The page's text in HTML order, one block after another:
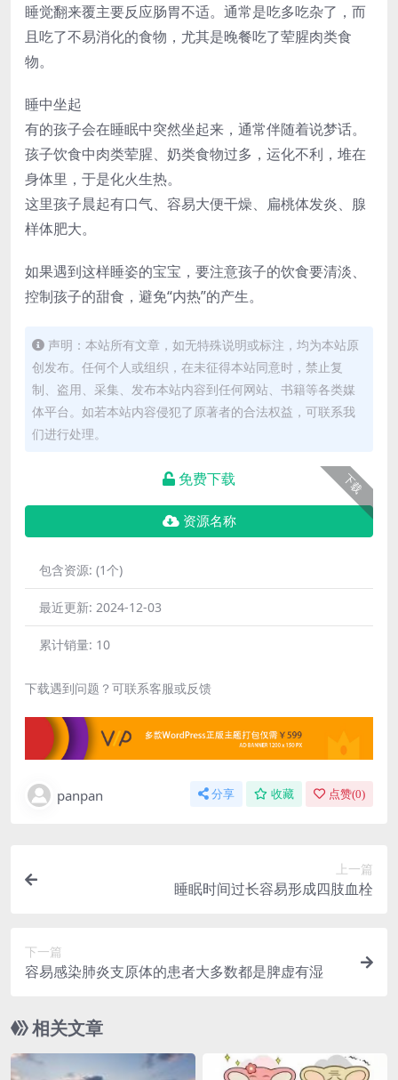
睡觉翻来覆主要反应肠胃不适。通常是吃多吃杂了，而
且吃了不易消化的食物，尤其是晚餐吃了荤腥肉类食
物。
睡中坐起
有的孩子会在睡眠中突然坐起来，通常伴随着说梦话。
孩子饮食中肉类荤腥、奶类食物过多，运化不利，堆在
身体里，于是化火生热。
这里孩子晨起有口气、容易大便干燥、扁桃体发炎、腺
样体肥大。
如果遇到这样睡姿的宝宝，要注意孩子的饮食要清淡、
控制孩子的甜食，避免“内热”的产生。
声明：本站所有文章，如无特殊说明或标注，均为本站原
创发布。任何个人或组织，在未征得本站同意时，禁止复
制、盗用、采集、发布本站内容到任何网站、书籍等各类媒
体平台。如若本站内容侵犯了原著者的合法权益，可联系我
们进行处理。
下载
免费下载
资源名称
包含资源: (1个)
最近更新: 2024-12-03
累计销量: 10
下载遇到问题？可联系客服或反馈
panpan 分享 收藏 点赞(0)
上一篇
睡眠时间过长容易形成四肢血栓
下一篇
容易感染肺炎支原体的患者大多数都是脾虚有湿
相关文章